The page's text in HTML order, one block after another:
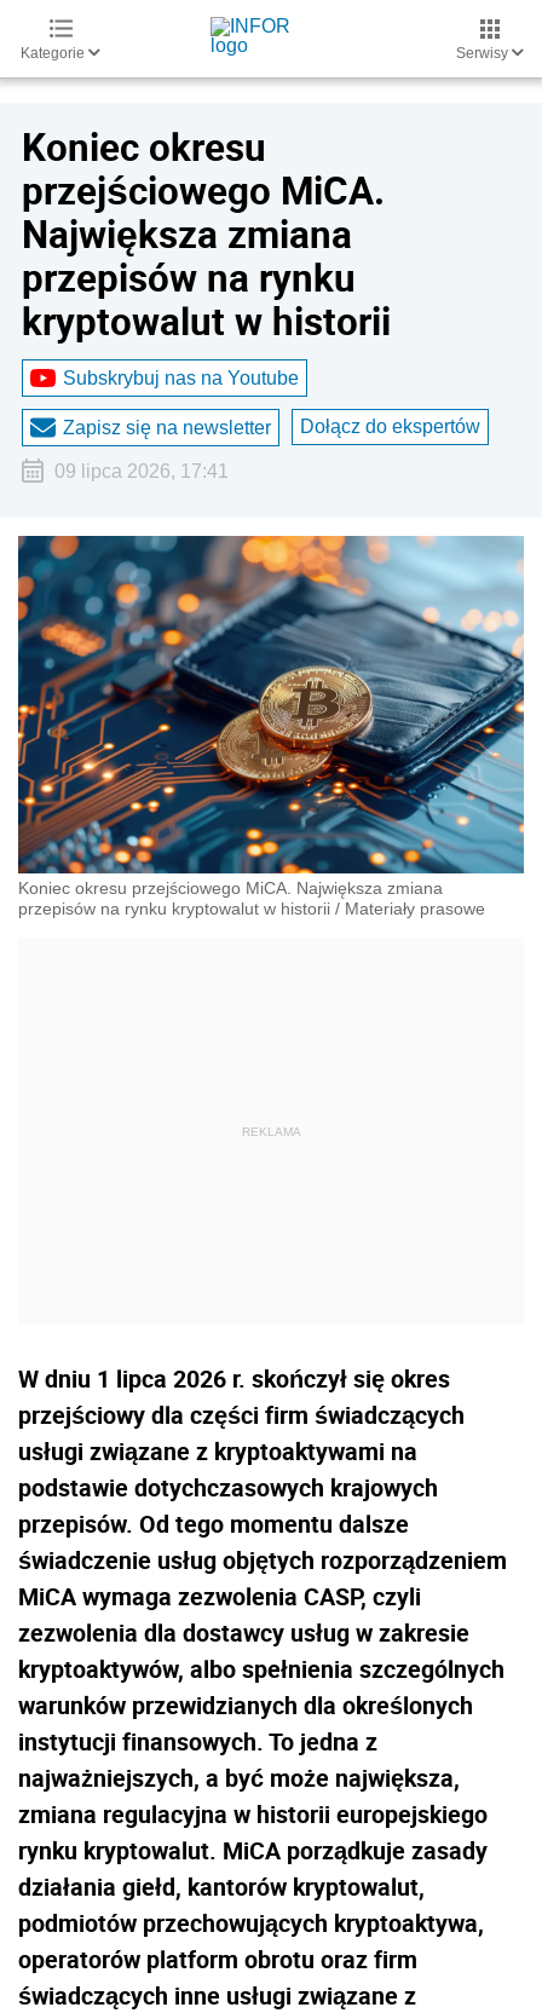
Kategorie Serwisy
Koniec okresu
przejściowego MiCA.
Największa zmiana
przepisów na rynku
kryptowalut w historii
Subskrybuj nas na Youtube
Zapisz się na newsletter Dołącz do ekspertów
09 lipca 2026, 17:41
Koniec okresu przejściowego MiCA. Największa zmiana
przepisów na rynku kryptowalut w historii / Materiały prasowe
W dniu 1 lipca 2026 r. skończył się okres
przejściowy dla części firm świadczących
usługi związane z kryptoaktywami na
podstawie dotychczasowych krajowych
przepisów. Od tego momentu dalsze
świadczenie usług objętych rozporządzeniem
MiCA wymaga zezwolenia CASP, czyli
zezwolenia dla dostawcy usług w zakresie
kryptoaktywów, albo spełnienia szczególnych
warunków przewidzianych dla określonych
instytucji finansowych. To jedna z
najważniejszych, a być może największa,
zmiana regulacyjna w historii europejskiego
rynku kryptowalut. MiCA porządkuje zasady
działania giełd, kantorów kryptowalut,
podmiotów przechowujących kryptoaktywa,
operatorów platform obrotu oraz firm
świadczących inne usługi związane z